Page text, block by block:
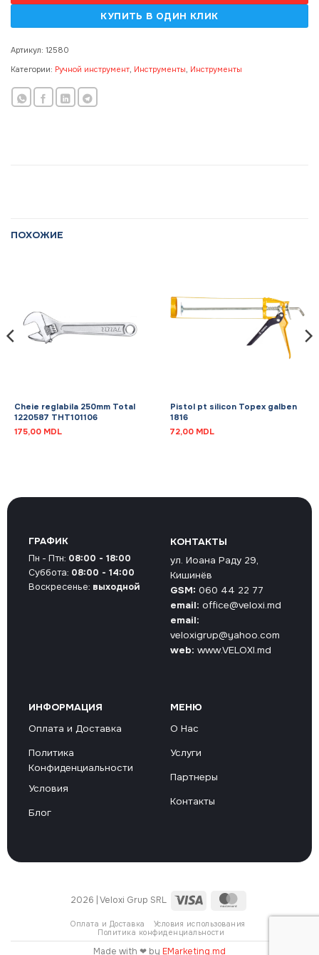
Артикул: 12580
Категории: Ручной инструмент, Инструменты, Инструменты
ПОХОЖИЕ
Cheie reglabila 250mm Total
1220587 THT101106
175,00 MDL
Pistol pt silicon Topex galben
1816
72,00 MDL
КОНТАКТЫ
ул. Иоана Раду 29,
Кишинёв
GSM: 060 44 22 77
email: office@veloxi.md
email:
veloxigrup@yahoo.com
web: www.VELOXI.md
ИНФОРМАЦИЯ
Оплата и Доставка
Политика
Конфиденциальности
Условия
Блог
МЕНЮ
О Нас
Услуги
Партнеры
Контакты
ГРАФИК
Пн - Птн: 08:00 - 18:00
Суббота: 08:00 - 14:00
Воскресенье: выходной
2026 | Veloxi Grup SRL Visa
Оплата и Доставка
Условия использования
Политика конфиденциальности
Made with ❤ by EMarketing.md